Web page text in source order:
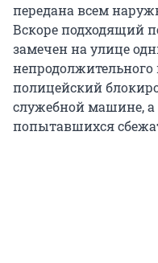
передана всем
Вскоре подходящий
замечен на улице
непродолжительного
полицейский
служебной машине, а
попытавшихся